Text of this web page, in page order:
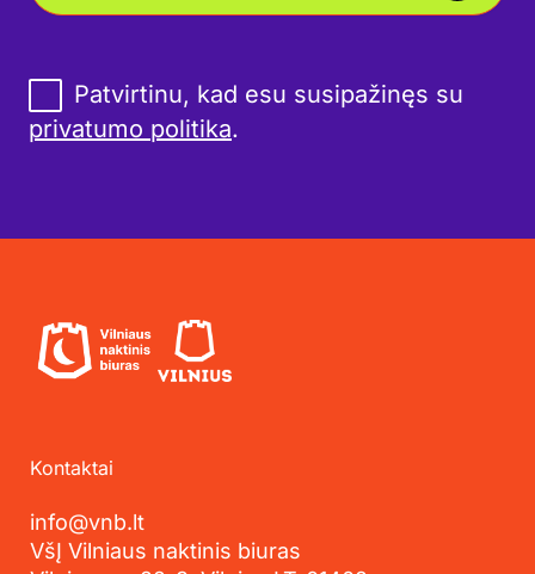
Patvirtinu, kad esu susipažinęs su
privatumo politika.
Kontaktai
info@vnb.lt
VšĮ Vilniaus naktinis biuras